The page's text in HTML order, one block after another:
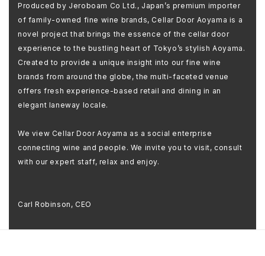
Produced by Jeroboam Co Ltd., Japan’s premium importer
of family-owned fine wine brands, Cellar Door Aoyama is a
novel project that brings the essence of the cellar door
experience to the bustling heart of Tokyo’s stylish Aoyama.
Created to provide a unique insight into our fine wine
brands from around the globe, the multi-faceted venue
offers fresh experience-based retail and dining in an
elegant laneway locale.
We view Cellar Door Aoyama as a social enterprise
connecting wine and people. We invite you to visit, consult
with our expert staff, relax and enjoy.
Carl Robinson, CEO